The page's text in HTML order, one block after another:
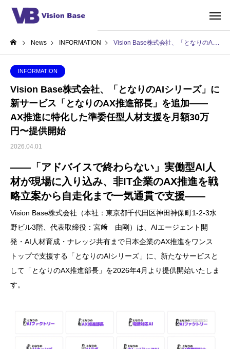
News INFORMATION Vision Base株式会社、「となりのAIシリーズ」に新サービス「となりのAX推進部長」を追加——AX推進に特化した準委任型人材支援を月額30万円〜提供開始
INFORMATION
Vision Base株式会社、「となりのAIシリーズ」に
新サービス「となりのAX推進部長」を追加——
AX推進に特化した準委任型人材支援を月額30万
円〜提供開始
2026.04.01
——「アドバイスで終わらない」実働型AI人
材が現場に入り込み、非IT企業のAX推進を戦
略立案から自走化まで一気通貫で支援——
Vision Base株式会社（本社：東京都千代田区神田神保町1-2-3水
野ビル3階、代表取締役：宮﨑 由剛）は、AIエージェント開
発・AI人材育成・ナレッジ共有まで日本企業のAX推進をワンス
トップで支援する「となりのAIシリーズ」に、新たなサービスと
して「となりのAX推進部長」を2026年4月より提供開始いたしま
す。